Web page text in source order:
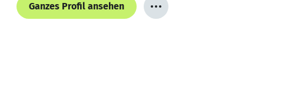
Ganzes Profil ansehen